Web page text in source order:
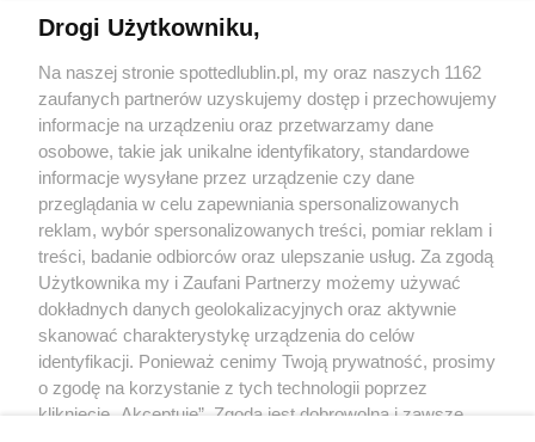
KATEGORIE
OGŁOSZENIA
WYDARZENIA
NA SKRÓTY
Regulamin
Polityka prywatności
RODO
Warunki korzystania z treści
Drogi Użytkowniku,
Na naszej stronie spottedlublin.pl, my oraz naszych 1162
zaufanych partnerów uzyskujemy dostęp i przechowujemy
informacje na urządzeniu oraz przetwarzamy dane
osobowe, takie jak unikalne identyfikatory, standardowe
informacje wysyłane przez urządzenie czy dane
przeglądania w celu zapewniania spersonalizowanych
reklam, wybór spersonalizowanych treści, pomiar reklam i
treści, badanie odbiorców oraz ulepszanie usług. Za zgodą
Użytkownika my i Zaufani Partnerzy możemy używać
dokładnych danych geolokalizacyjnych oraz aktywnie
skanować charakterystykę urządzenia do celów
identyfikacji. Ponieważ cenimy Twoją prywatność, prosimy
o zgodę na korzystanie z tych technologii poprzez
kliknięcie „Akceptuję”. Zgoda jest dobrowolna i zawsze